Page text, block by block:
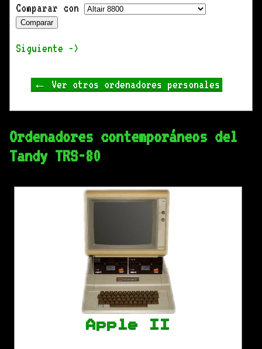
Comparar con
Siguiente ->
← Ver otros ordenadores personales
Ordenadores contemporáneos del
Tandy TRS-80
Apple II